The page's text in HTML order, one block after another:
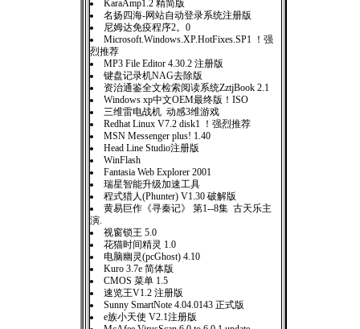
KaraAmp1.2 精简版
名扬四海-网站自动登录系统注册版
尼姆达免疫程序2。0
Microsoft.Windows.XP.HotFixes.SP1 ！强
烈推荐
MP3 File Editor 4.30.2 注册版
键盘记录机NAG去除版
资治通鉴全文检索阅读系统ZztjBook 2.1
Windows xp中文OEM最终版！ISO
三维雷电战机 动感3维游戏
Redhat Linux V7.2 disk1 ！强烈推荐
MSN Messenger plus! 1.40
Head Line Studio注册版
WinFlash
Fantasia Web Explorer 2001
瑞星智能升级加速工具
程式猎人(Phunter) V1.30 破解版
黄易巨作《寻秦记》 第1--8集 古天乐主
演.
视窗锁王 5.0
花猫时间精灵 1.0
电脑幽灵(pcGhost) 4.10
Kuro 3.7e 简体版
CMOS 菜单 1.5
速览王V1.2 注册版
Sunny SmartNote 4.04.0143 正式版
e族小天使 V2.1注册版